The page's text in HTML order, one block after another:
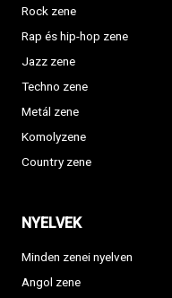
Rock zene
Rap és hip-hop zene
Jazz zene
Techno zene
Metál zene
Komolyzene
Country zene
NYELVEK
Minden zenei nyelven
Angol zene